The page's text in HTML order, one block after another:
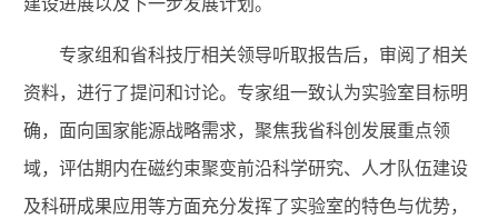
建设进展以及下一步发展计划。
专家组和省科技厅相关领导听取报告后，审阅了相关
资料，进行了提问和讨论。专家组一致认为实验室目标明
确，面向国家能源战略需求，聚焦我省科创发展重点领
域，评估期内在磁约束聚变前沿科学研究、人才队伍建设
及科研成果应用等方面充分发挥了实验室的特色与优势，